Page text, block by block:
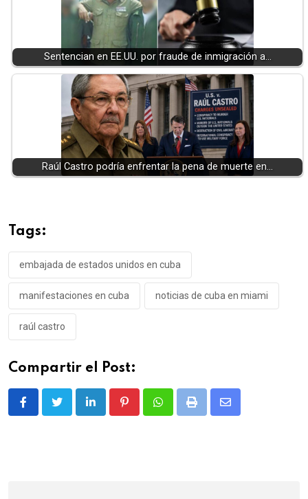
Sentencian en EE.UU. por fraude de inmigración a…
Raúl Castro podría enfrentar la pena de muerte en…
Tags:
embajada de estados unidos en cuba
manifestaciones en cuba noticias de cuba en miami
raúl castro
Compartir el Post:
LinkedIn PinterestWhatsappPrint
Share